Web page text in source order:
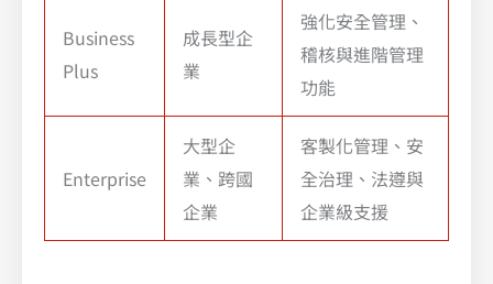
Business
Plus
成長型企
業
強化安全管理、
稽核與進階管理
功能
Enterprise
大型企
業、跨國
企業
客製化管理、安
全治理、法遵與
企業級支援